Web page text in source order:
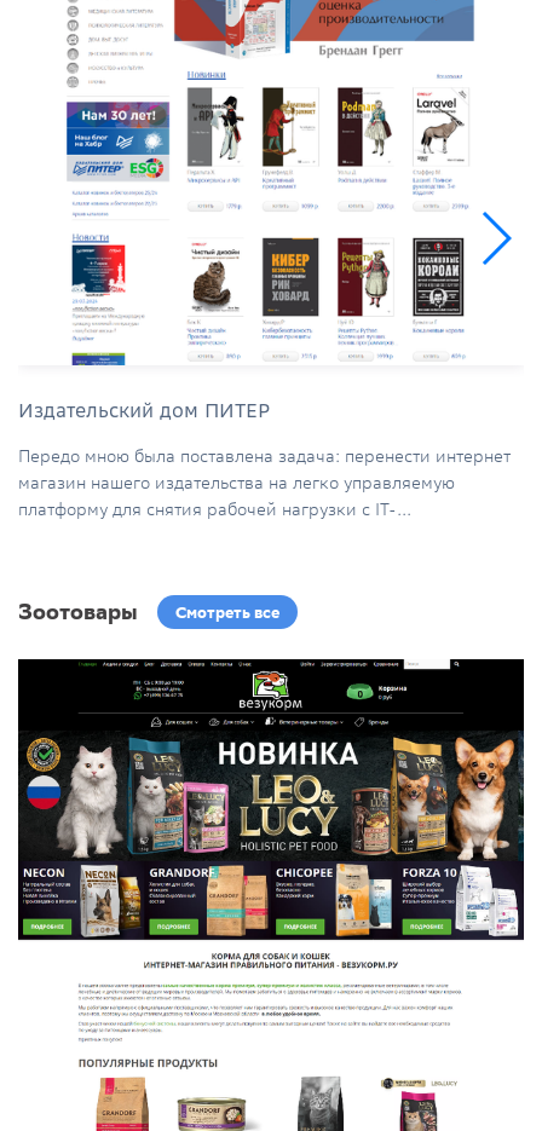
Издательский дом ПИТЕР
Передо мною была поставлена задача: перенести интернет
магазин нашего издательства на легко управляемую
платформу для снятия рабочей нагрузки с IT-...
Зоотовары Смотреть все